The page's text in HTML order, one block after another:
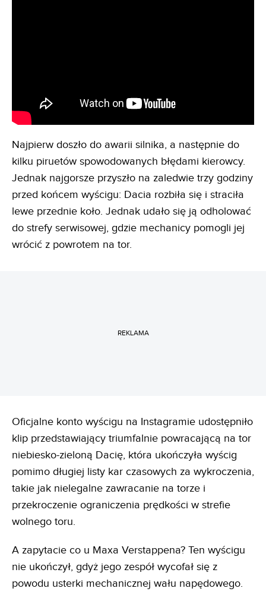
Najpierw doszło do awarii silnika, a następnie do
kilku piruetów spowodowanych błędami kierowcy.
Jednak najgorsze przyszło na zaledwie trzy godziny
przed końcem wyścigu: Dacia rozbiła się i straciła
lewe przednie koło. Jednak udało się ją odholować
do strefy serwisowej, gdzie mechanicy pomogli jej
wrócić z powrotem na tor.
REKLAMA
Oficjalne konto wyścigu na Instagramie udostępniło
klip przedstawiający triumfalnie powracającą na tor
niebiesko-zieloną Dacię, która ukończyła wyścig
pomimo długiej listy kar czasowych za wykroczenia,
takie jak nielegalne zawracanie na torze i
przekroczenie ograniczenia prędkości w strefie
wolnego toru.
A zapytacie co u Maxa Verstappena? Ten wyścigu
nie ukończył, gdyż jego zespół wycofał się z
powodu usterki mechanicznej wału napędowego.